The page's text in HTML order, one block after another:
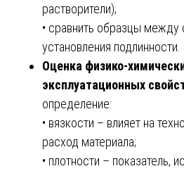
растворители);
• сравнить образцы между
установления подлинности.
Оценка физико-
эксплуатационных
определение:
• вязкости – влияет на
расход материала;
• плотности – показатель,